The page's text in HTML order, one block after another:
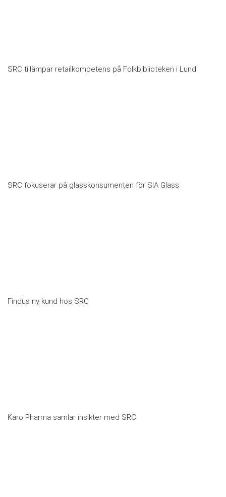
SRC tillämpar retailkompetens på Folkbiblioteken i Lund
SRC fokuserar på glasskonsumenten för SIA Glass
Findus ny kund hos SRC
Karo Pharma samlar insikter med SRC